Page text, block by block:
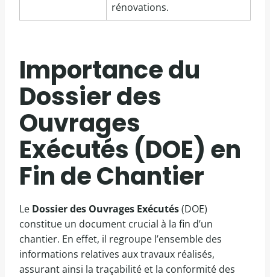
rénovations.
Importance du
Dossier des
Ouvrages
Exécutés (DOE) en
Fin de Chantier
Le Dossier des Ouvrages Exécutés(DOE)
constitue un document crucial à la fin d’un
chantier. En effet, il regroupe l’ensemble des
informations relatives aux travaux réalisés,
assurant ainsi la traçabilité et la conformité des